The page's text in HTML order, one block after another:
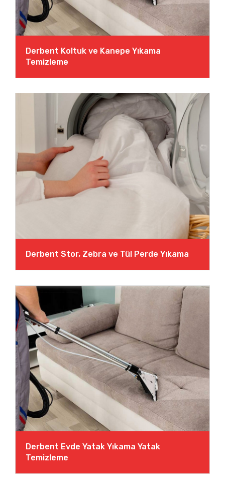
Derbent Koltuk ve Kanepe Yıkama
Temizleme
Derbent Stor, Zebra ve Tül Perde Yıkama
Derbent Evde Yatak Yıkama Yatak
Temizleme